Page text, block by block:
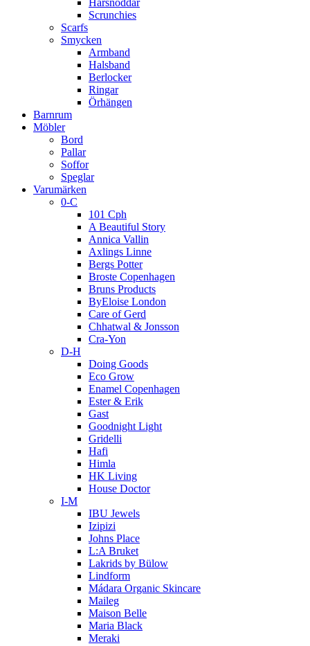
Hårsnoddar
Scrunchies
Scarfs
Smycken
Armband
Halsband
Berlocker
Ringar
Örhängen
Barnrum
Möbler
Bord
Pallar
Soffor
Speglar
Varumärken
0-C
101 Cph
A Beautiful Story
Annica Vallin
Axlings Linne
Bergs Potter
Broste Copenhagen
Bruns Products
ByEloise London
Care of Gerd
Chhatwal & Jonsson
Cra-Yon
D-H
Doing Goods
Eco Grow
Enamel Copenhagen
Ester & Erik
Gast
Goodnight Light
Gridelli
Hafi
Himla
HK Living
House Doctor
I-M
IBU Jewels
Izipizi
Johns Place
L:A Bruket
Lakrids by Bülow
Lindform
Mádara Organic Skincare
Maileg
Maison Belle
Maria Black
Meraki